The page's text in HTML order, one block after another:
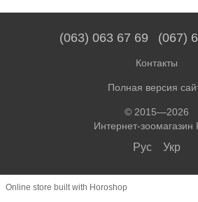
(063) 063 67 69 (067)
Контакты
Полная версия
© 2015—2026
Интернет-зоомагазин
Рус Укр
Online store built with Horoshop